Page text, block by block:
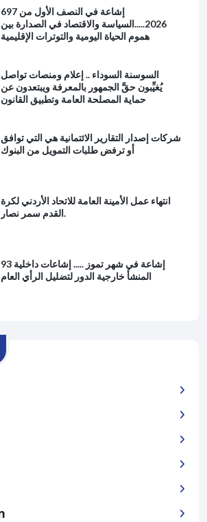
697 إشاعة في النصف الأول من
2026.....السياسة والاقتصاد في الصدارة بين
هموم الحياة اليومية والتوترات الإقليمية
السوسنة السوداء .. إعلام ومنصات تواصل
يُغيِّبون حقَّ الجمهور بالمعرفة ويبتعدون عن
حماية المصلحة العامة وتطبيق القانون
شركات إصدار التقارير الائتمانية هي التي توافق
أو ترفض طلبات التمويل من البنوك
انتهاء عمل الأمينة العامة للاتحاد الأردني لكرة
القدم سمر نصار.
93 إشاعة في شهر تموز ..... إشاعات داخلية
المنشأ خارجية الدور لتضليل الرأي العام